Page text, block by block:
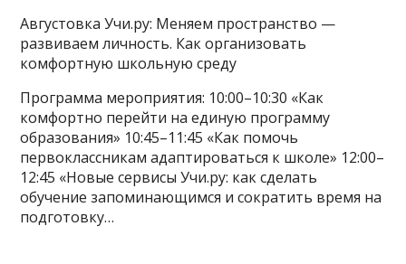
Августовка Учи.ру: Меняем пространство —
развиваем личность. Как организовать
комфортную школьную среду
Программа мероприятия: 10:00–10:30 «Как
комфортно перейти на единую программу
образования» 10:45–11:45 «Как помочь
первоклассникам адаптироваться к школе» 12:00–
12:45 «Новые сервисы Учи.ру: как сделать
обучение запоминающимся и сократить время на
подготовку…